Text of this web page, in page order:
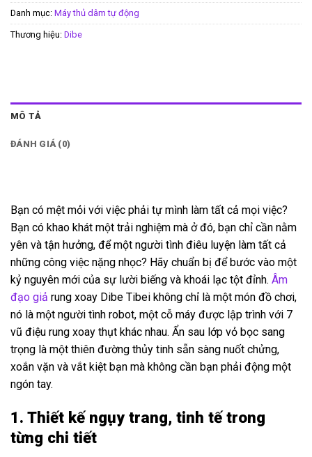
Danh mục: Máy thủ dâm tự động
Thương hiệu: Dibe
MÔ TẢ
ĐÁNH GIÁ (0)
Bạn có mệt mỏi với việc phải tự mình làm tất cả mọi việc?
Bạn có khao khát một trải nghiệm mà ở đó, bạn chỉ cần nằm
yên và tận hưởng, để một người tình điêu luyện làm tất cả
những công việc nặng nhọc? Hãy chuẩn bị để bước vào một
kỷ nguyên mới của sự lười biếng và khoái lạc tột đỉnh. Âm
đạo giả rung xoay Dibe Tibei không chỉ là một món đồ chơi,
nó là một người tình robot, một cỗ máy được lập trình với 7
vũ điệu rung xoay thụt khác nhau. Ẩn sau lớp vỏ bọc sang
trọng là một thiên đường thủy tinh sẵn sàng nuốt chửng,
xoắn vặn và vắt kiệt bạn mà không cần bạn phải động một
ngón tay.
1. Thiết kế ngụy trang, tinh tế trong
từng chi tiết